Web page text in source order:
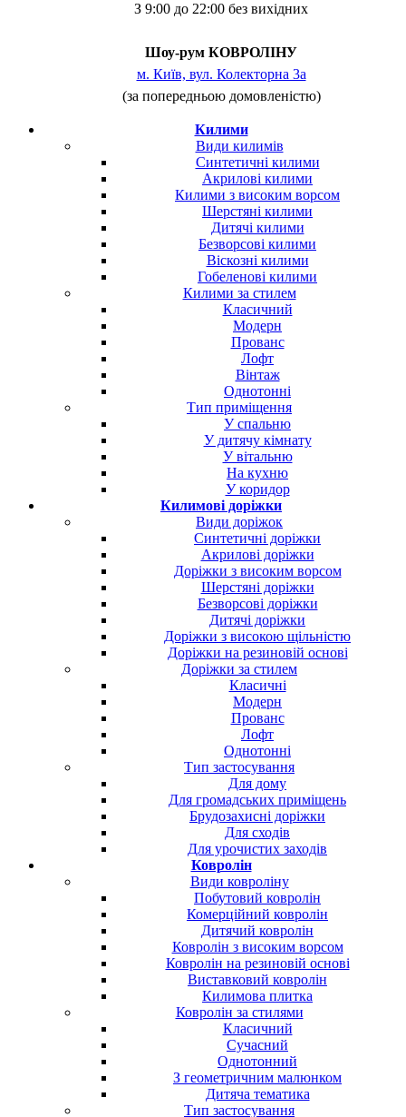
З 9:00 до 22:00 без вихідних
Шоу-рум КОВРОЛІНУ
м. Київ, вул. Колекторна 3а
(за попередньою домовленістю)
Килими
Види килимів
Синтетичні килими
Акрилові килими
Килими з високим ворсом
Шерстяні килими
Дитячі килими
Безворсові килими
Віскозні килими
Гобеленові килими
Килими за стилем
Класичний
Модерн
Прованс
Лофт
Вінтаж
Однотонні
Тип приміщення
У спальню
У дитячу кімнату
У вітальню
На кухню
У коридор
Килимові доріжки
Види доріжок
Синтетичні доріжки
Акрилові доріжки
Доріжки з високим ворсом
Шерстяні доріжки
Безворсові доріжки
Дитячі доріжки
Доріжки з високою щільністю
Доріжки на резиновій основі
Доріжки за стилем
Класичні
Модерн
Прованс
Лофт
Однотонні
Тип застосування
Для дому
Для громадських приміщень
Брудозахисні доріжки
Для сходів
Для урочистих заходів
Ковролін
Види ковроліну
Побутовий ковролін
Комерційний ковролін
Дитячий ковролін
Ковролін з високим ворсом
Ковролін на резиновій основі
Виставковий ковролін
Килимова плитка
Ковролін за стилями
Класичний
Сучасний
Однотонний
З геометричним малюнком
Дитяча тематика
Тип застосування